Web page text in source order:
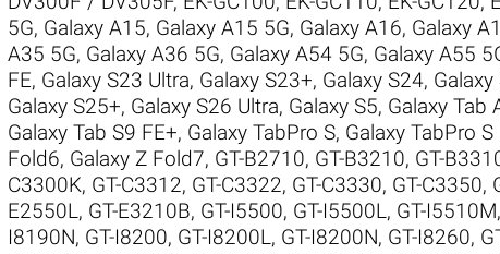
5G, Galaxy A15, Galaxy A15 5G, Galaxy A16, Galaxy
A35 5G, Galaxy A36 5G, Galaxy A54 5G, Galaxy A55
FE, Galaxy S23 Ultra, Galaxy S23+, Galaxy S24, Galaxy
Galaxy S25+, Galaxy S26 Ultra, Galaxy S5, Galaxy Tab
Galaxy Tab S9 FE+, Galaxy TabPro S, Galaxy TabPro S
Fold6, Galaxy Z Fold7, GT-B2710, GT-B3210, GT-
C3300K, GT-C3312, GT-C3322, GT-C3330, GT-C3350,
E2550L, GT-E3210B, GT-I5500, GT-I5500L, GT-I5510M,
I8190N, GT-I8200, GT-I8200L, GT-I8200N, GT-I8260,